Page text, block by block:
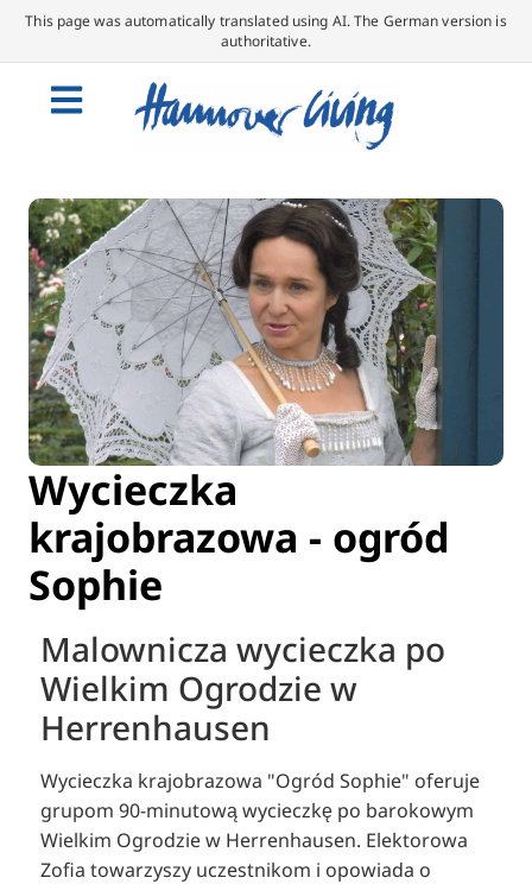
This page was automatically translated using AI. The German version is
authoritative.
Wycieczka
krajobrazowa - ogród
Sophie
Malownicza wycieczka po
Wielkim Ogrodzie w
Herrenhausen
Wycieczka krajobrazowa "Ogród Sophie" oferuje
grupom 90-minutową wycieczkę po barokowym
Wielkim Ogrodzie w Herrenhausen. Elektorowa
Zofia towarzyszy uczestnikom i opowiada o